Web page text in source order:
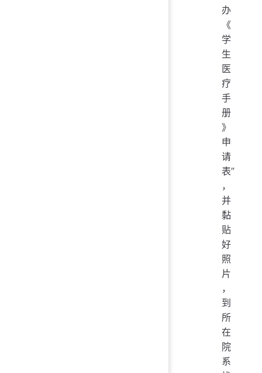
办
《
学
生
医
疗
手
册
》
申
请
表”
，
并
黏
贴
好
照
片
，
到
所
在
院
系